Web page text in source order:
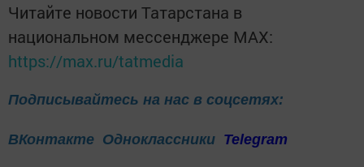
Читайте новости Татарстана в
национальном мессенджере MАХ:
https://max.ru/tatmedia
Подписывайтесь на нас в соцсетях:
ВКонтакте Одноклассники Telegram